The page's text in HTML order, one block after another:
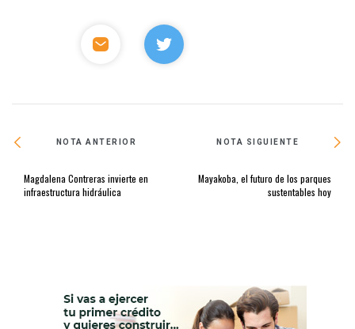
NOTA ANTERIOR
Magdalena Contreras invierte en
infraestructura hidráulica
NOTA SIGUIENTE
Mayakoba, el futuro de los parques
sustentables hoy